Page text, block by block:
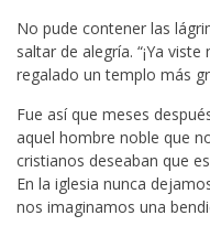
No pude contener las
saltar de alegría. “¡Ya
regalado un templo más
Fue así que meses
aquel hombre noble que
cristianos deseaban que
En la iglesia nunca
nos imaginamos una